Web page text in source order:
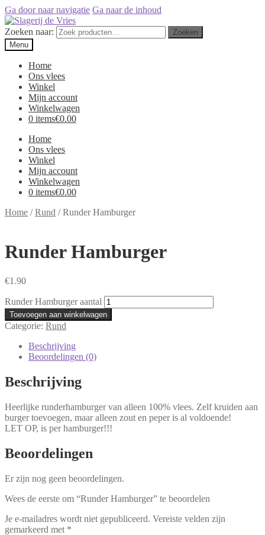
Ga door naar navigatie Ga naar de inhoud
Zoeken naar:
Zoeken
Menu
Home
Ons vlees
Winkel
Mijn account
Winkelwagen
0 items€0.00
Home
Ons vlees
Winkel
Mijn account
Winkelwagen
0 items€0.00
Home /Rund /Runder Hamburger
Runder Hamburger
€1.90
Runder Hamburger aantal
Toevoegen aan winkelwagen
Categorie: Rund
Beschrijving
Beoordelingen (0)
Beschrijving
Heerlijke runderhamburger van alleen 100% vlees. Zelf kruiden aan
burger toevoegen, maar alleen zout en peper is al voldoende!
LET OP, is per hamburger!!!
Beoordelingen
Er zijn nog geen beoordelingen.
Wees de eerste om “Runder Hamburger” te beoordelen
Je e-mailadres wordt niet gepubliceerd. Vereiste velden zijn
gemarkeerd met *